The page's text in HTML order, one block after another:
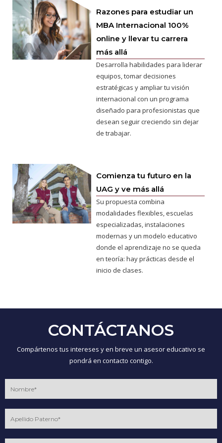
Razones para estudiar un
MBA Internacional 100%
online y llevar tu carrera
más allá
Desarrolla habilidades para liderar
equipos, tomar decisiones
estratégicas y ampliar tu visión
internacional con un programa
diseñado para profesionistas que
desean seguir creciendo sin dejar
de trabajar.
Comienza tu futuro en la
UAG y ve más allá
Su propuesta combina
modalidades flexibles, escuelas
especializadas, instalaciones
modernas y un modelo educativo
donde el aprendizaje no se queda
en teoría: hay prácticas desde el
inicio de clases.
CONTÁCTANOS
Compártenos tus intereses y en breve un asesor educativo se
pondrá en contacto contigo.